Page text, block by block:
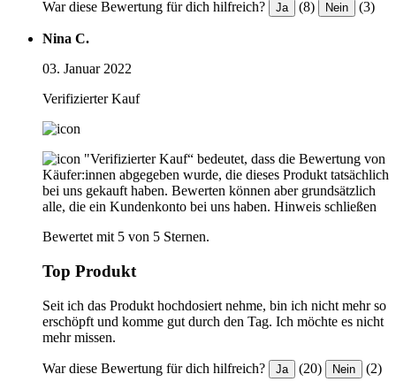
War diese Bewertung für dich hilfreich? Ja (8) Nein (3)
Nina C.
03. Januar 2022
Verifizierter Kauf
"Verifizierter Kauf“ bedeutet, dass die Bewertung von
Käufer:innen abgegeben wurde, die dieses Produkt tatsächlich
bei uns gekauft haben. Bewerten können aber grundsätzlich
alle, die ein Kundenkonto bei uns haben. Hinweis schließen
Bewertet mit 5 von 5 Sternen.
Top Produkt
Seit ich das Produkt hochdosiert nehme, bin ich nicht mehr so
erschöpft und komme gut durch den Tag. Ich möchte es nicht
mehr missen.
War diese Bewertung für dich hilfreich? Ja (20) Nein (2)